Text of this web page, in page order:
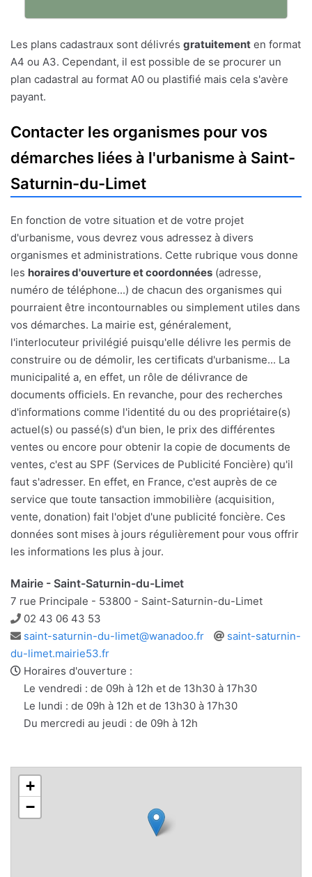
Les plans cadastraux sont délivrés gratuitement en format
A4 ou A3. Cependant, il est possible de se procurer un
plan cadastral au format A0 ou plastifié mais cela s'avère
payant.
Contacter les organismes pour vos
démarches liées à l'urbanisme à Saint-
Saturnin-du-Limet
En fonction de votre situation et de votre projet
d'urbanisme, vous devrez vous adressez à divers
organismes et administrations. Cette rubrique vous donne
les horaires d'ouverture et coordonnées (adresse,
numéro de téléphone...) de chacun des organismes qui
pourraient être incontournables ou simplement utiles dans
vos démarches. La mairie est, généralement,
l'interlocuteur privilégié puisqu'elle délivre les permis de
construire ou de démolir, les certificats d'urbanisme... La
municipalité a, en effet, un rôle de délivrance de
documents officiels. En revanche, pour des recherches
d'informations comme l'identité du ou des propriétaire(s)
actuel(s) ou passé(s) d'un bien, le prix des différentes
ventes ou encore pour obtenir la copie de documents de
ventes, c'est au SPF (Services de Publicité Foncière) qu'il
faut s'adresser. En effet, en France, c'est auprès de ce
service que toute tansaction immobilière (acquisition,
vente, donation) fait l'objet d'une publicité foncière. Ces
données sont mises à jours régulièrement pour vous offrir
les informations les plus à jour.
Mairie - Saint-Saturnin-du-Limet
7 rue Principale - 53800 - Saint-Saturnin-du-Limet
Téléphone
02 43 06 43 53
Adresse
e-
mail
saint-saturnin-du-limet@wanadoo.fr
Site
saint-saturnin-
du-limet.mairie53.fr
Horaires d'ouverture :
Le vendredi : de 09h à 12h et de 13h30 à 17h30
Le lundi : de 09h à 12h et de 13h30 à 17h30
Du mercredi au jeudi : de 09h à 12h
+
−